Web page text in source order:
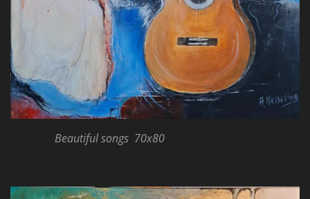
Beautiful songs 70x80